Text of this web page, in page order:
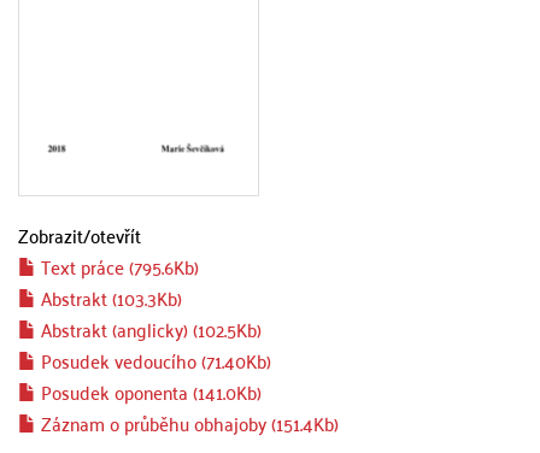
Zobrazit/otevřít
Text práce (795.6Kb)
Abstrakt (103.3Kb)
Abstrakt (anglicky) (102.5Kb)
Posudek vedoucího (71.40Kb)
Posudek oponenta (141.0Kb)
Záznam o průběhu obhajoby (151.4Kb)